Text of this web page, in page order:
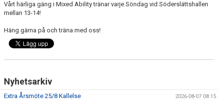
LIU GYMNASIUM-RUGBY
Vårt härliga gäng i Mixed Ability tränar varje Söndag vid Söderslättshallen
mellan 13-14!
Häng gärna på och träna med oss!
Nyhetsarkiv
Extra Årsmöte 25/8 Kallelse 2026-08-07 08:15